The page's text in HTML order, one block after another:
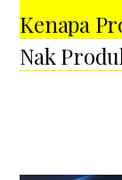
Kenapa
Nak